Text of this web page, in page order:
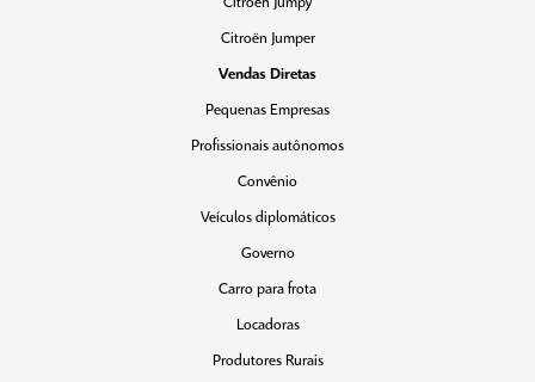
Citroën Jumper
Vendas Diretas
Pequenas Empresas
Profissionais autônomos
Convênio
Veículos diplomáticos
Governo
Carro para frota
Locadoras
Produtores Rurais